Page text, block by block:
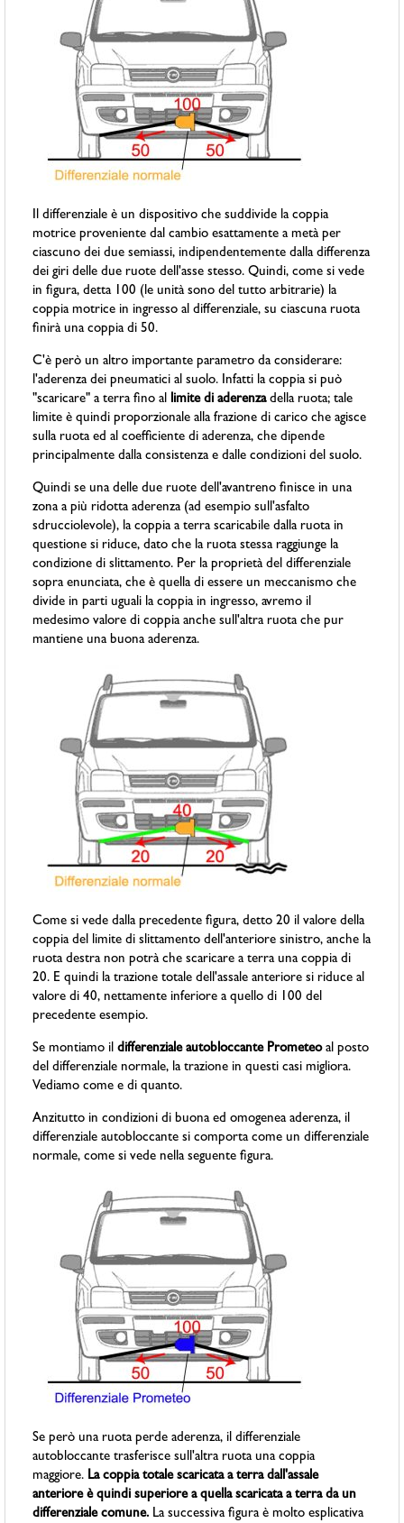
Il differenziale è un dispositivo che suddivide la coppia
motrice proveniente dal cambio esattamente a metà per
ciascuno dei due semiassi, indipendentemente dalla differenza
dei giri delle due ruote dell'asse stesso. Quindi, come si vede
in figura, detta 100 (le unità sono del tutto arbitrarie) la
coppia motrice in ingresso al differenziale, su ciascuna ruota
finirà una coppia di 50.
C'è però un altro importante parametro da considerare:
l'aderenza dei pneumatici al suolo. Infatti la coppia si può
"scaricare" a terra fino al limite di aderenzadella ruota; tale
limite è quindi proporzionale alla frazione di carico che agisce
sulla ruota ed al coefficiente di aderenza, che dipende
principalmente dalla consistenza e dalle condizioni del suolo.
Quindi se una delle due ruote dell'avantreno finisce in una
zona a più ridotta aderenza (ad esempio sull'asfalto
sdrucciolevole), la coppia a terra scaricabile dalla ruota in
questione si riduce, dato che la ruota stessa raggiunge la
condizione di slittamento. Per la proprietà del differenziale
sopra enunciata, che è quella di essere un meccanismo che
divide in parti uguali la coppia in ingresso, avremo il
medesimo valore di coppia anche sull'altra ruota che pur
mantiene una buona aderenza.
Come si vede dalla precedente figura, detto 20 il valore della
coppia del limite di slittamento dell'anteriore sinistro, anche la
ruota destra non potrà che scaricare a terra una coppia di
20. E quindi la trazione totale dell'assale anteriore si riduce al
valore di 40, nettamente inferiore a quello di 100 del
precedente esempio.
Se montiamo ildifferenziale autobloccante Prometeoal posto
del differenziale normale, la trazione in questi casi migliora.
Vediamo come e di quanto.
Anzitutto in condizioni di buona ed omogenea aderenza, il
differenziale autobloccante si comporta come un differenziale
normale, come si vede nella seguente figura.
Se però una ruota perde aderenza, il differenziale
autobloccante trasferisce sull'altra ruota una coppia
maggiore. La coppia totale scaricata a terra dall'assale
anteriore è quindi superiore a quella scaricata a terra da un
differenziale comune. La successiva figura è molto esplicativa